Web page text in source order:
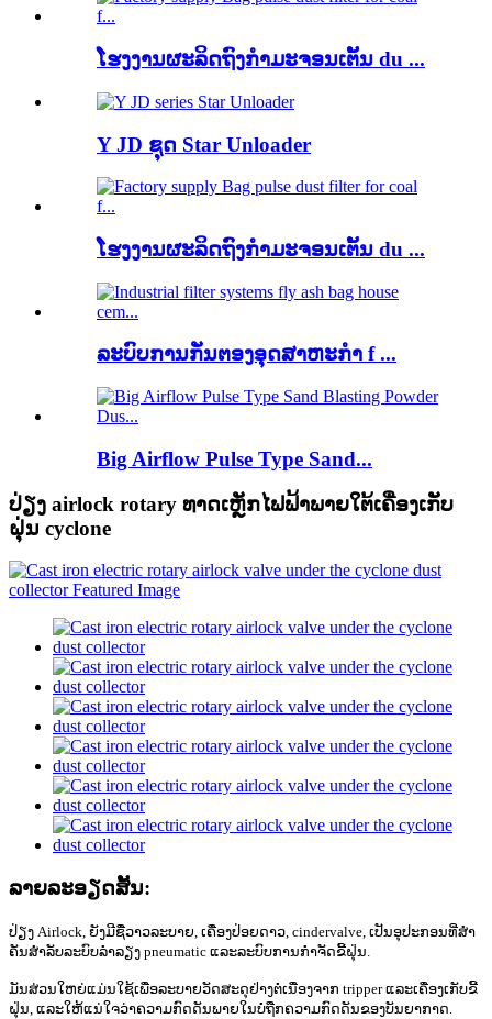
ໂຮງງານຜະລິດຖົງກໍາມະຈອນເຕັ້ນ du ...
Y JD ຊຸດ Star Unloader
ໂຮງງານຜະລິດຖົງກໍາມະຈອນເຕັ້ນ du ...
ລະບົບການກັ່ນຕອງອຸດສາຫະກໍາ f ...
Big Airflow Pulse Type Sand...
ປ່ຽງ airlock rotary ທາດເຫຼັກໄຟຟ້າພາຍໃຕ້ເຄື່ອງເກັບ
ຝຸ່ນ cyclone
ລາຍ​ລະ​ອຽດ​ສັ້ນ​:
ປ່ຽງ Airlock, ຍັງມີຊື່ວາວລະບາຍ, ເຄື່ອງປ່ອຍດາວ, cindervalve, ເປັນອຸປະກອນທີ່ສໍາ
ຄັນສໍາລັບລະບົບລໍາລຽງ pneumatic ແລະລະບົບການກໍາຈັດຂີ້ຝຸ່ນ.
ມັນສ່ວນໃຫຍ່ແມ່ນໃຊ້ເພື່ອລະບາຍວັດສະດຸຢ່າງຕໍ່ເນື່ອງຈາກ tripper ແລະເຄື່ອງເກັບຂີ້
ຝຸ່ນ, ແລະໃຫ້ແນ່ໃຈວ່າຄວາມກົດດັນພາຍໃນບໍ່ຖືກຄວາມກົດດັນຂອງບັນຍາກາດ.